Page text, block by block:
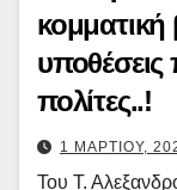
κομματική
πολίτες..!
1 ΜΑΡΤΙΟΥ,
Του Τ.